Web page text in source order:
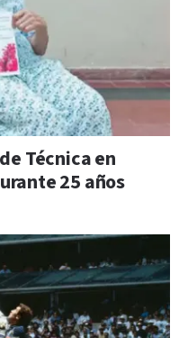
Técnica en
25 años